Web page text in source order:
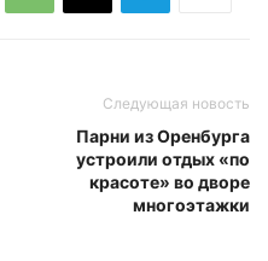
Следующая новость
Парни из Оренбурга
устроили отдых «по
красоте» во дворе
многоэтажки